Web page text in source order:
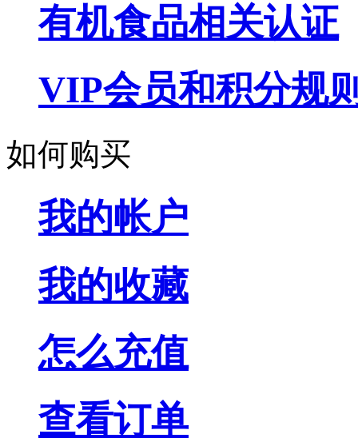
有机食品相关认证
VIP会员和积分规
如何购买
我的帐户
我的收藏
怎么充值
查看订单